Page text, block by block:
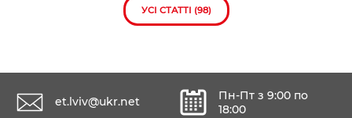
УСІ СТАТТІ (98)
et.lviv@ukr.net
Пн-Пт з 9:00 по
18:00